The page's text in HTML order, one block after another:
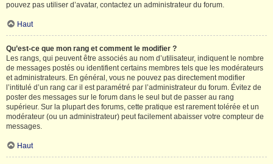
pouvez pas utiliser d’avatar, contactez un administrateur du forum.
Haut
Qu’est-ce que mon rang et comment le modifier ?
Les rangs, qui peuvent être associés au nom d’utilisateur, indiquent le nombre
de messages postés ou identifient certains membres tels que les modérateurs
et administrateurs. En général, vous ne pouvez pas directement modifier
l’intitulé d’un rang car il est paramétré par l’administrateur du forum. Évitez de
poster des messages sur le forum dans le seul but de passer au rang
supérieur. Sur la plupart des forums, cette pratique est rarement tolérée et un
modérateur (ou un administrateur) peut facilement abaisser votre compteur de
messages.
Haut